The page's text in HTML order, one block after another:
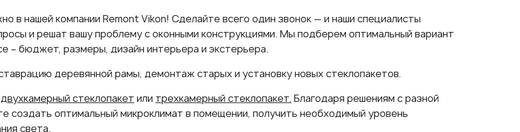
в нашей компании Remont Vikon! Сделайте всего один звонок — и наши специалисты
и решат вашу проблему с оконными конструкциями. Мы подберем оптимальный вариант
– бюджет, размеры, дизайн интерьера и экстерьера.
деревянной рамы, демонтаж старых и установку новых стеклопакетов.
двухкамерный стеклопакет или трехкамерный стеклопакет. Благодаря решениям с разной
создать оптимальный микроклимат в помещении, получить необходимый уровень
света.